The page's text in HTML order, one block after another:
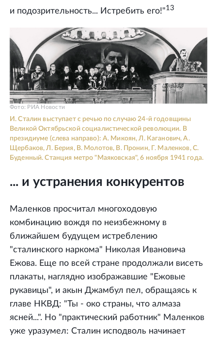
и подозрительность... Истребить его!"13
И. Сталин выступает с речью по случаю 24-й годовщины
Великой Октябрьской социалистической революции. В
президиуме (слева направо): А. Микоян, Л. Каганович, А.
Щербаков, Л. Берия, В. Молотов, В. Пронин, Г. Маленков, С.
Буденный. Станция метро "Маяковская", 6 ноября 1941 года.
Фото: РИА Новости
... и устранения конкурентов
Маленков просчитал многоходовую
комбинацию вождя по неизбежному в
ближайшем будущем истреблению
"сталинского наркома" Николая Ивановича
Ежова. Еще по всей стране продолжали висеть
плакаты, наглядно изображавшие "Ежовые
рукавицы", и акын Джамбул пел, обращаясь к
главе НКВД: "Ты - око страны, что алмаза
ясней...". Но "практический работник" Маленков
уже уразумел: Сталин исподволь начинает